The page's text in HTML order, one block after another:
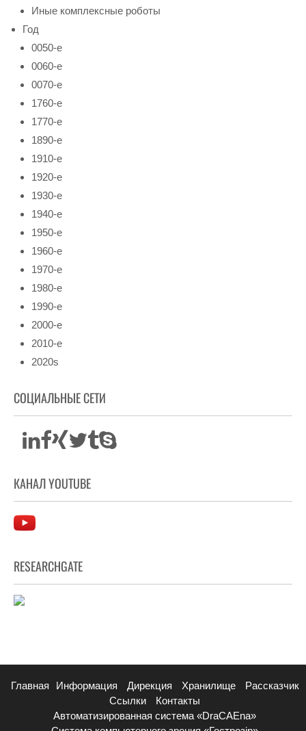
Иные комплексные роботы
Год
0050-е
0060-е
0070-е
1760-е
1770-е
1890-е
1910-е
1920-е
1930-е
1940-е
1950-е
1960-е
1970-е
1980-е
1990-е
2000-е
2010-е
2020s
СОЦИАЛЬНЫЕ СЕТИ
КАНАЛ YOUTUBE
RESEARCHGATE
Главная Информация Дирекция Хранилище
Рассказчик
Ссылки
Контакты
Автоматизированная система «DraCAEna»